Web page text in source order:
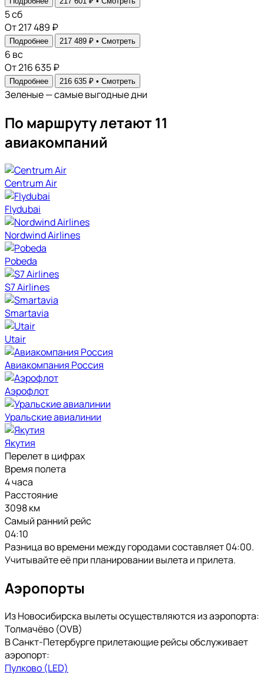
5сб
От 217 489 ₽
Подробнее 217 489 ₽ • Смотреть
6 вс
От 216 635 ₽
Подробнее 216 635 ₽ • Смотреть
Зеленые — самые выгодные дни
По маршруту летают 11
авиакомпаний
Centrum Air
Flydubai
Nordwind Airlines
Pobeda
S7 Airlines
Smartavia
Utair
Авиакомпания Россия
Аэрофлот
Уральские авиалинии
Якутия
Перелет в цифрах
Время полета
4 часа
Расстояние
3098 км
Самый ранний рейс
04:10
Разница во времени между городами составляет 04:00.
Учитывайте её при планировании вылета и прилета.
Аэропорты
Из Новосибирска вылеты осуществляются из аэропорта:
Толмачёво (OVB)
В Санкт-Петербурге прилетающие рейсы обслуживает
аэропорт:
Пулково (LED)